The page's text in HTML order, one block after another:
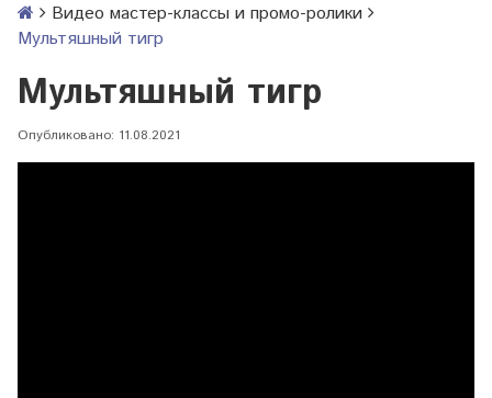
Видео мастер-классы и промо-ролики
Мультяшный тигр
Мультяшный тигр
Опубликовано: 11.08.2021